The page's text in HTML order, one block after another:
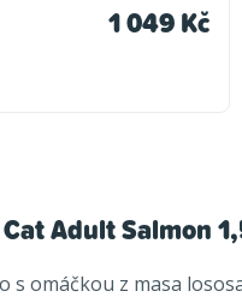
1 049 Kč
Adult Salmon
s omáčkou z masa